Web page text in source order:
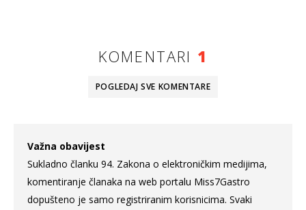
KOMENTARI 1
POGLEDAJ SVE KOMENTARE
Važna obavijest
Sukladno članku 94. Zakona o elektroničkim medijima,
komentiranje članaka na web portalu Miss7Gastro
dopušteno je samo registriranim korisnicima. Svaki